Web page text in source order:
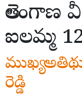
తెలంగాణ
ఐలమ్మ
ముఖ్య
రెడ్డి